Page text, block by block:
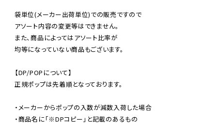
袋単位(メーカー出荷単位)での販売ですので
アソート内容の変更等はできません。
また、商品によってはアソート比率が
均等になっていない商品もございます。
【DP/POPについて】
正規ポップは先着順となっております。
・メーカーからポップの入数が減数入荷した場合
・商品名に「※DPコピー」と記載のあるもの